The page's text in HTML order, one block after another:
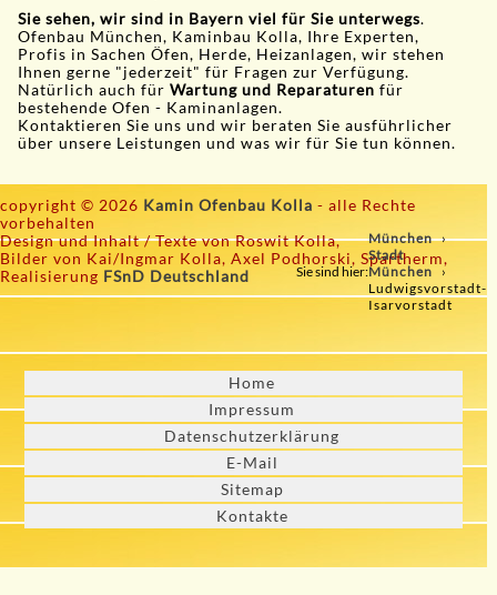
Sie sehen, wir sind in Bayern viel für Sie unterwegs.
Ofenbau München, Kaminbau Kolla, Ihre Experten,
Profis in Sachen Öfen, Herde, Heizanlagen, wir stehen
Ihnen gerne "jederzeit" für Fragen zur Verfügung.
Natürlich auch fürWartung und Reparaturen für
bestehende Ofen - Kaminanlagen.
Kontaktieren Sie uns und wir beraten Sie ausführlicher
über unsere Leistungen und was wir für Sie tun können.
copyright © 2026 Kamin Ofenbau Kolla - alle Rechte
vorbehalten
Design und Inhalt / Texte von Roswit Kolla,
Bilder von Kai/Ingmar Kolla, Axel Podhorski, Spartherm,
Realisierung FSnD Deutschland Sie sind hier:
München
Stadt
München
Ludwigsvorstadt-
Isarvorstadt
Home
Impressum
Datenschutzerklärung
E-Mail
Sitemap
Kontakte